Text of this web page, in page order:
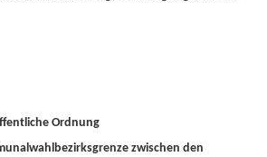
Ordnung
zwischen den